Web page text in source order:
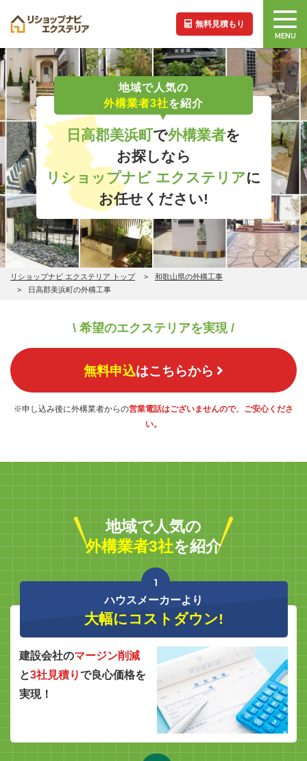
無料見積もり
MENU
地域で人気の
外構業者3社を紹介
日高郡美浜町で外構業者を
お探しなら
リショップナビ エクステリアに
お任せください!
リショップナビ エクステリア トップ
和歌山県の外構工事
日高郡美浜町の外構工事
\ 希望のエクステリアを実現 /
無料申込はこちらから
※申し込み後に外構業者からの営業電話はございませんので、ご安心くださ
い。
地域で人気の
外構業者3社を紹介
1
ハウスメーカーより
大幅にコストダウン!
建設会社のマージン削減
と3社見積りで良心価格を
実現！